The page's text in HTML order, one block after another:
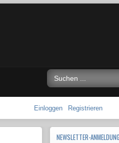
Einloggen Registrieren
NEWSLETTER-ANMELDUNG